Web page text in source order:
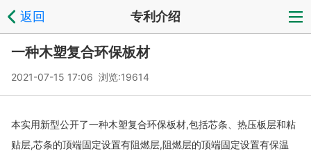
返回 专利介绍
一种木塑复合环保板材
2021-07-15 17:06 浏览:19614
本实用新型公开了一种木塑复合环保板材,包括芯条、热压板层和粘
贴层,芯条的顶端固定设置有阻燃层,阻燃层的顶端固定设置有保温